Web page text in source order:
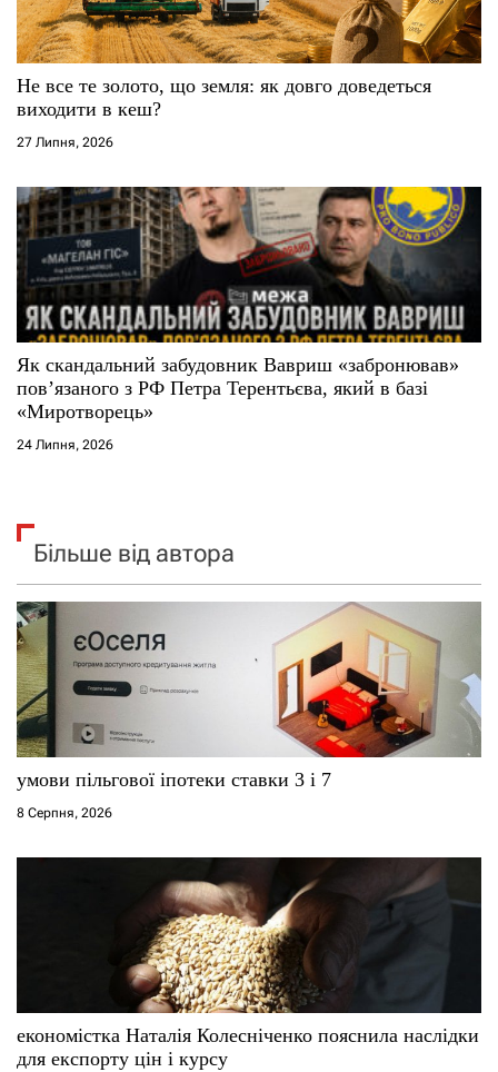
Не все те золото, що земля: як довго доведеться
виходити в кеш?
27 Липня, 2026
Як скандальний забудовник Вавриш «забронював»
повʼязаного з РФ Петра Терентьєва, який в базі
«Миротворець»
24 Липня, 2026
Більше від автора
умови пільгової іпотеки ставки 3 і 7
8 Серпня, 2026
економістка Наталія Колесніченко пояснила наслідки
для експорту цін і курсу